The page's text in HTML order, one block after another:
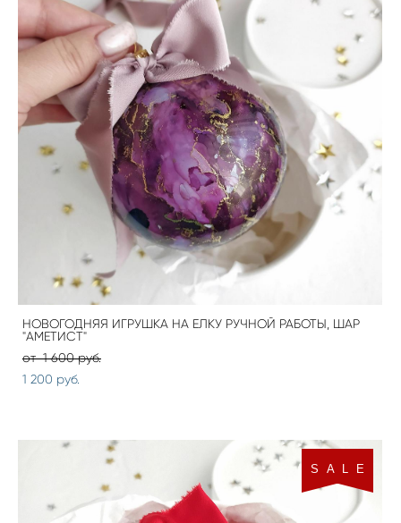
НОВОГОДНЯЯ ИГРУШКА НА ЕЛКУ РУЧНОЙ РАБОТЫ, ШАР
"АМЕТИСТ"
от 1 600 pуб.
1 200 pуб.
S A L E